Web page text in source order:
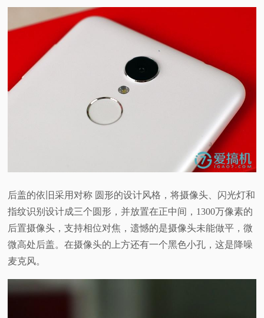
后盖的依旧采用对称 圆形的设计风格，将摄像头、闪光灯和
指纹识别设计成三个圆形，并放置在正中间，1300万像素的
后置摄像头，支持相位对焦，遗憾的是摄像头未能做平，微
微高处后盖。在摄像头的上方还有一个黑色小孔，这是降噪
麦克风。